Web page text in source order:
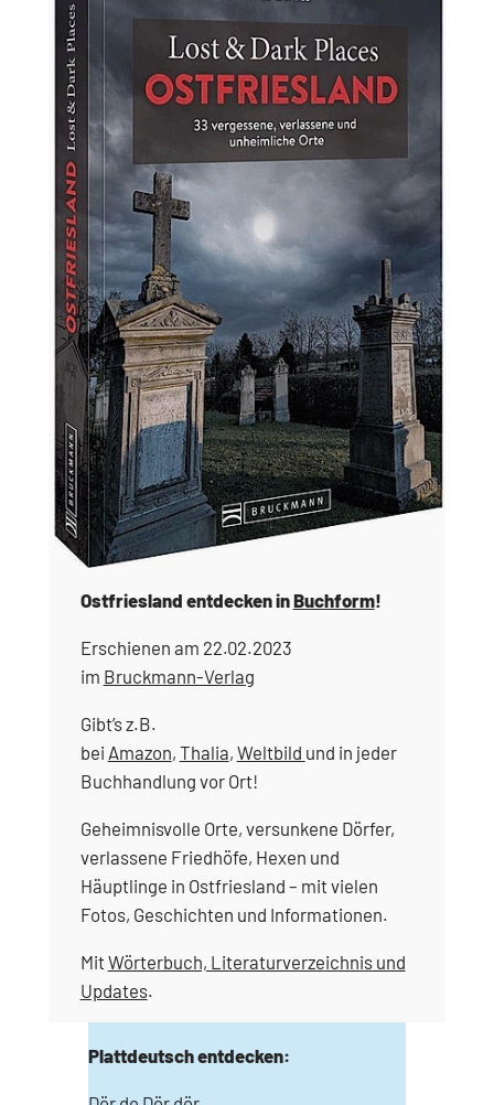
Ostfriesland entdecken inBuchform!
Erschienen am 22.02.2023
im Bruckmann-Verlag
Gibt’s z.B.
bei Amazon, Thalia, Weltbild und in jeder
Buchhandlung vor Ort!
Geheimnisvolle Orte, versunkene Dörfer,
verlassene Friedhöfe, Hexen und
Häuptlinge in Ostfriesland – mit vielen
Fotos, Geschichten und Informationen.
MitWörterbuch, Literaturverzeichnis und
Updates.
Plattdeutsch entdecken: